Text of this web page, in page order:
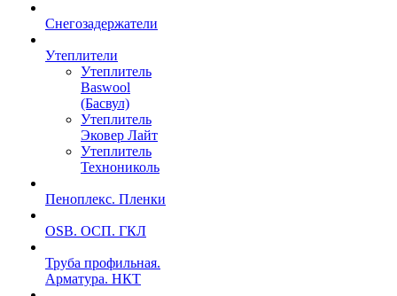
Снегозадержатели
Утеплители
Утеплитель
Baswool
(Басвул)
Утеплитель
Эковер Лайт
Утеплитель
Технониколь
Пеноплекс. Пленки
OSB. ОСП. ГКЛ
Труба профильная.
Арматура. НКТ